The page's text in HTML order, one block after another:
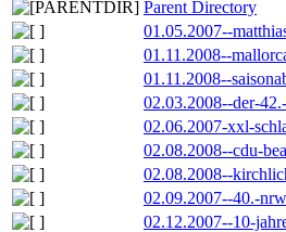
Parent Directory
01.05.2007--
01.11.2008--
01.11.2008--
02.03.2008--der-
02.06.2007-xxl-
02.08.2008--cdu-
02.08.2008--
02.09.2007--40.-
02.12.2007--10-